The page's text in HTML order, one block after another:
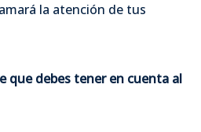
la atención de tus
que debes tener en cuenta al